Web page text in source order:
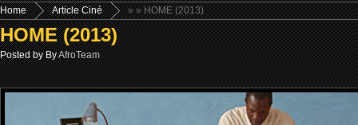
Home »
Article Ciné » HOME (2013)
HOME (2013)
Posted by ByAfroTeam